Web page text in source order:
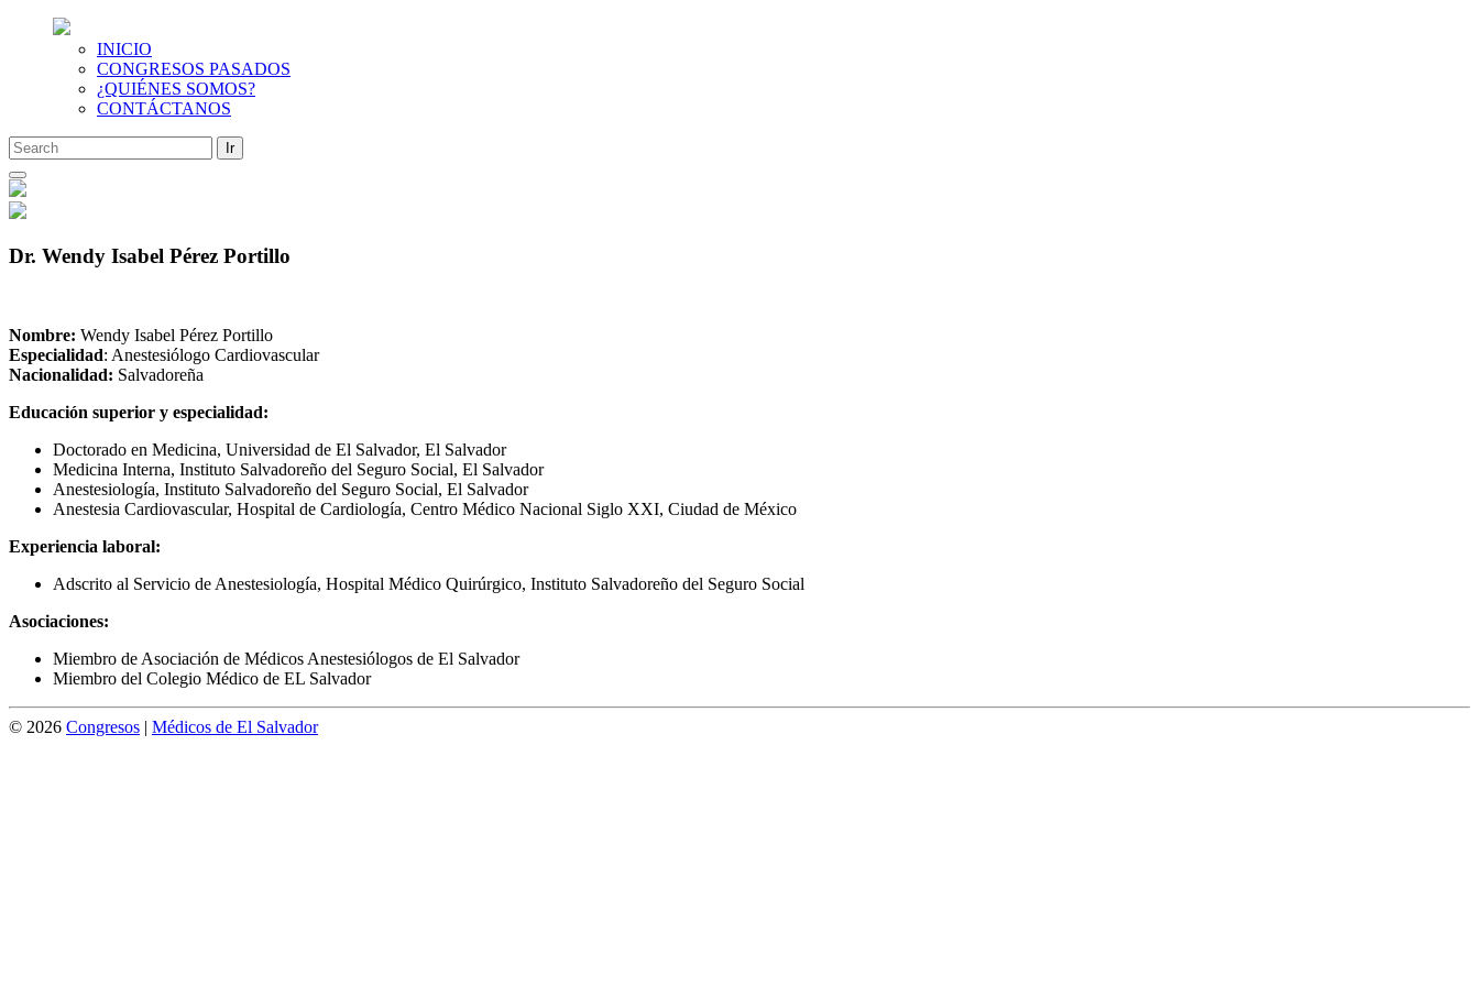
INICIO
CONGRESOS PASADOS
¿QUIÉNES SOMOS?
CONTÁCTANOS
Saltar
al
contenido
Dr. Wendy Isabel Pérez Portillo
Nombre: Wendy Isabel Pérez Portillo
Especialidad: Anestesiólogo Cardiovascular
Nacionalidad: Salvadoreña
Educación superior y especialidad:
Doctorado en Medicina, Universidad de El Salvador, El Salvador
Medicina Interna, Instituto Salvadoreño del Seguro Social, El Salvador
Anestesiología, Instituto Salvadoreño del Seguro Social, El Salvador
Anestesia Cardiovascular, Hospital de Cardiología, Centro Médico Nacional Siglo XXI, Ciudad de México
Experiencia laboral:
Adscrito al Servicio de Anestesiología, Hospital Médico Quirúrgico, Instituto Salvadoreño del Seguro Social
Asociaciones:
Miembro de Asociación de Médicos Anestesiólogos de El Salvador
Miembro del Colegio Médico de EL Salvador
© 2026 Congresos | Médicos de El Salvador